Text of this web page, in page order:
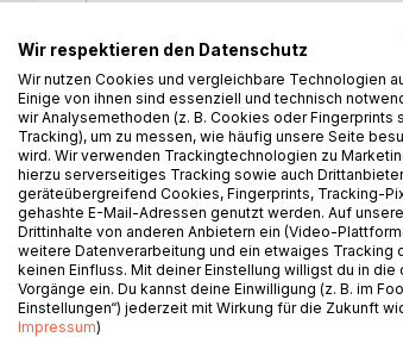
Beide Seiten verfügen über
dienen verschiedene Kreaturen,
und edle Raubkatzen. So ist
Zum Inhalt von Band 4:
Wer hätte gedacht, dass es
das. Er bringt es abermals fertig,
halten.
Selbst die Suche der Zauberer
Aufgaben des Fluchbrechers
Wir respektieren den Datenschutz
Wir nutzen Cookies und vergleichbare Technologien
Einige von ihnen sind essenziell und technisch
wir Analysemethoden (z. B. Cookies oder
Tracking), um zu messen, wie häufig unsere Seite
wird. Wir verwenden Trackingtechnologien zu
hierzu serverseitiges Tracking sowie auch
geräteübergreifend Cookies, Fingerprints, Tracking-
gehashte E-Mail-Adressen genutzt werden. Auf
Drittinhalte von anderen Anbietern ein (Video-
weitere Datenverarbeitung und ein etwaiges Tracking
keinen Einfluss. Mit deiner Einstellung willigst du in
Vorgänge ein. Du kannst deine Einwilligung (z. B. im
Einstellungen“) jederzeit mit Wirkung für die Zukunft
Impressum)